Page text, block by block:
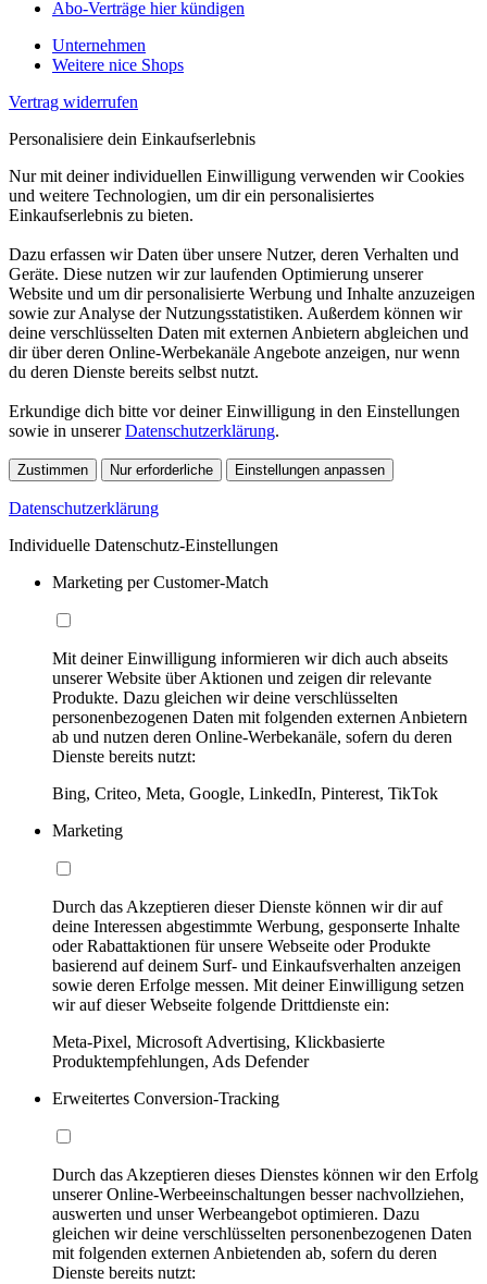
Abo-Verträge hier kündigen
Unternehmen
Weitere nice Shops
Vertrag widerrufen
Personalisiere dein Einkaufserlebnis
Nur mit deiner individuellen Einwilligung verwenden wir Cookies
und weitere Technologien, um dir ein personalisiertes
Einkaufserlebnis zu bieten.
Dazu erfassen wir Daten über unsere Nutzer, deren Verhalten und
Geräte. Diese nutzen wir zur laufenden Optimierung unserer
Website und um dir personalisierte Werbung und Inhalte anzuzeigen
sowie zur Analyse der Nutzungsstatistiken. Außerdem können wir
deine verschlüsselten Daten mit externen Anbietern abgleichen und
dir über deren Online-Werbekanäle Angebote anzeigen, nur wenn
du deren Dienste bereits selbst nutzt.
Erkundige dich bitte vor deiner Einwilligung in den Einstellungen
sowie in unsererDatenschutzerklärung.
Zustimmen Nur erforderliche Einstellungen anpassen
Datenschutzerklärung
Individuelle Datenschutz-Einstellungen
Marketing per Customer-Match
Mit deiner Einwilligung informieren wir dich auch abseits
unserer Website über Aktionen und zeigen dir relevante
Produkte. Dazu gleichen wir deine verschlüsselten
personenbezogenen Daten mit folgenden externen Anbietern
ab und nutzen deren Online-Werbekanäle, sofern du deren
Dienste bereits nutzt:
Bing, Criteo, Meta, Google, LinkedIn, Pinterest, TikTok
Marketing
Durch das Akzeptieren dieser Dienste können wir dir auf
deine Interessen abgestimmte Werbung, gesponserte Inhalte
oder Rabattaktionen für unsere Webseite oder Produkte
basierend auf deinem Surf- und Einkaufsverhalten anzeigen
sowie deren Erfolge messen. Mit deiner Einwilligung setzen
wir auf dieser Webseite folgende Drittdienste ein:
Meta-Pixel, Microsoft Advertising, Klickbasierte
Produktempfehlungen, Ads Defender
Erweitertes Conversion-Tracking
Durch das Akzeptieren dieses Dienstes können wir den Erfolg
unserer Online-Werbeeinschaltungen besser nachvollziehen,
auswerten und unser Werbeangebot optimieren. Dazu
gleichen wir deine verschlüsselten personenbezogenen Daten
mit folgenden externen Anbietenden ab, sofern du deren
Dienste bereits nutzt: